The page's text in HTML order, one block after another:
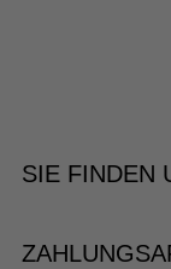
SIE FINDEN